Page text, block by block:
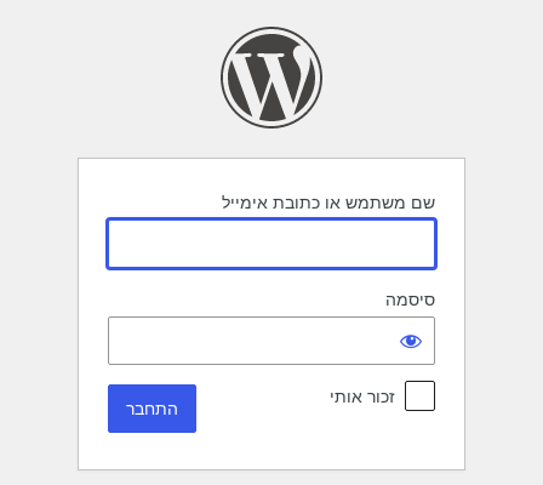
שם משתמש או כתובת אימייל
סיסמה
זכור אותי